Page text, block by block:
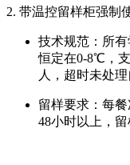
2. 带温控留样柜强制
技术规范：所
恒定在0-8℃，
人，超时未处理
留样要求：每
48小时以上，